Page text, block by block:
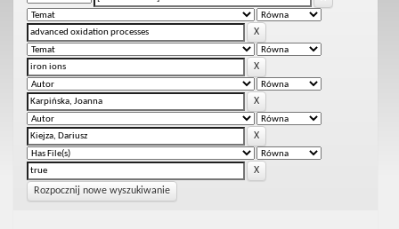
Rozpocznij nowe wyszukiwanie